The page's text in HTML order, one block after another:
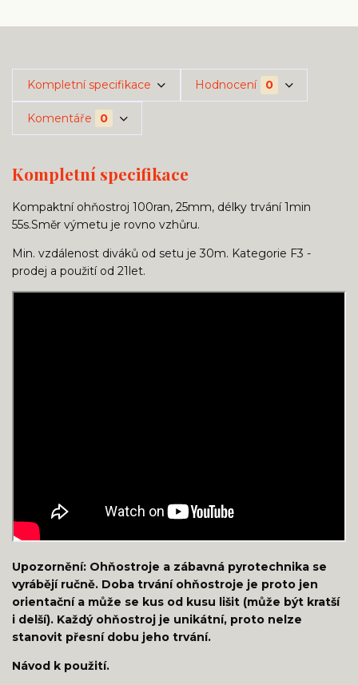
Kompletní specifikace Hodnocení 0
Komentáře 0
Kompletní specifikace
Kompaktní ohňostroj 100ran, 25mm, délky trvání 1min
55s.Směr výmetu je rovno vzhůru.
Min. vzdálenost diváků od setu je 30m. Kategorie F3 -
prodej a použití od 21let.
Upozornění: Ohňostroje a zábavná pyrotechnika se
vyrábějí ručně. Doba trvání ohňostroje je proto jen
orientační a může se kus od kusu lišit (může být kratší
i delší). Každý ohňostroj je unikátní, proto nelze
stanovit přesní dobu jeho trvání.
Návod k použití.